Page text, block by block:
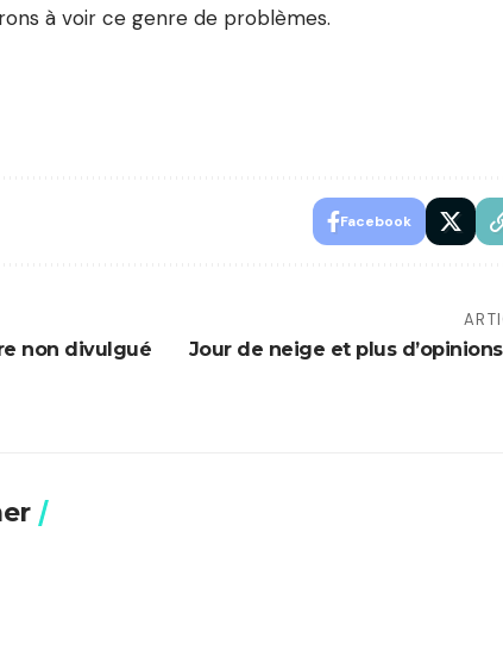
à voir ce genre de problèmes.
Facebook
non divulgué
Jour de neige et plus